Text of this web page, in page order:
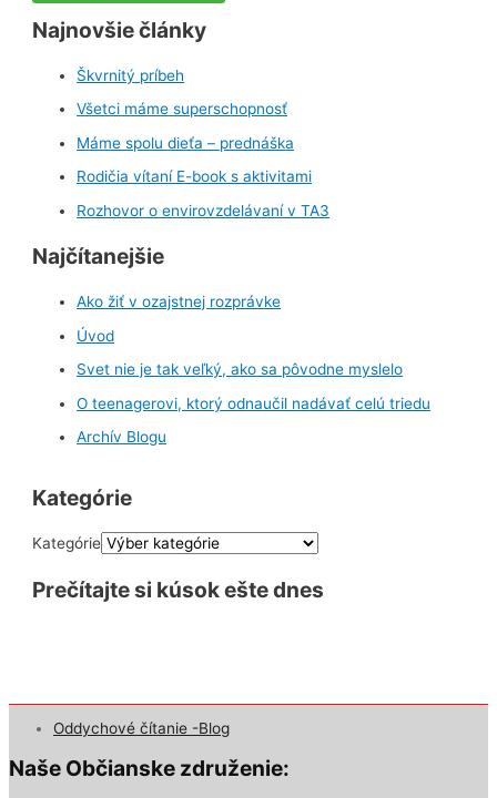
Najnovšie články
Škvrnitý príbeh
Všetci máme superschopnosť
Máme spolu dieťa – prednáška
Rodičia vítaní E-book s aktivitami
Rozhovor o envirovzdelávaní v TA3
Najčítanejšie
Ako žiť v ozajstnej rozprávke
Úvod
Svet nie je tak veľký, ako sa pôvodne myslelo
O teenagerovi, ktorý odnaučil nadávať celú triedu
Archív Blogu
Kategórie
Kategórie
Prečítajte si kúsok ešte dnes
Oddychové čítanie -Blog
Naše Občianske združenie: